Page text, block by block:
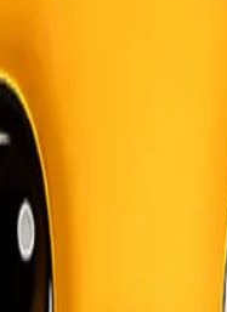
Permintaan
Express hadir dengan
Beberapa
sebagai salah satu